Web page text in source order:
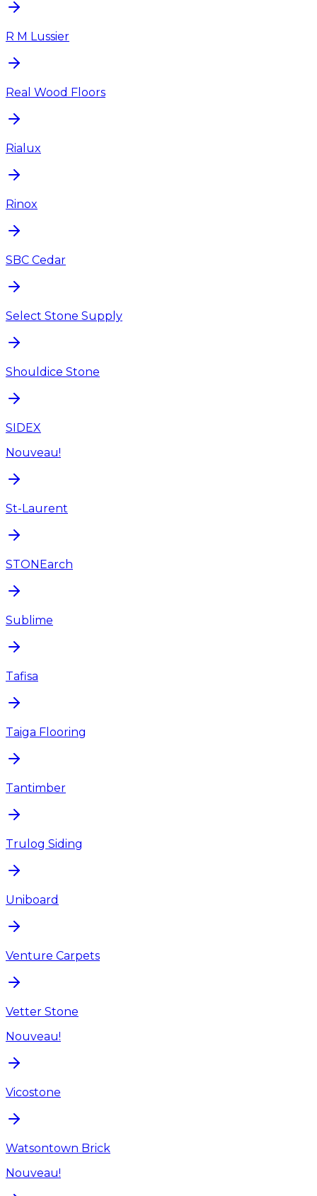
R M Lussier
Real Wood Floors
Rialux
Rinox
SBC Cedar
Select Stone Supply
Shouldice Stone
SIDEX
Nouveau!
St-Laurent
STONEarch
Sublime
Tafisa
Taiga Flooring
Tantimber
Trulog Siding
Uniboard
Venture Carpets
Vetter Stone
Nouveau!
Vicostone
Watsontown Brick
Nouveau!